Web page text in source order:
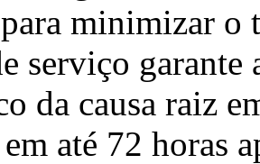
minimizar o
serviço garante
da causa raiz
até 72 horas